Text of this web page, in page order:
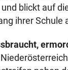
blickt auf
ihrer Schule